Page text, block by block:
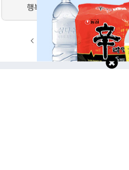
행복도 심리테스트
3 5 6